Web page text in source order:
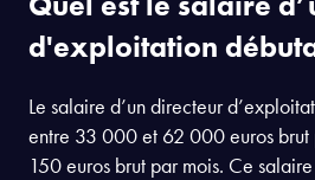
d'exploitation
Le salaire d’un directeur
entre 33 000 et 62 000 euros
150 euros brut par mois. Ce